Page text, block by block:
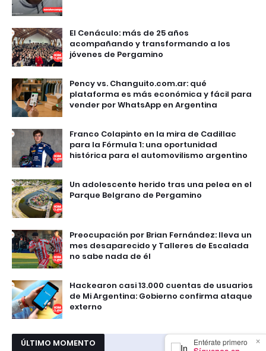
×
Entérate primero
El Cenáculo: más de 25 años
acompañando y transformando a los
jóvenes de Pergamino
Pency vs. Changuito.com.ar: qué
plataforma es más económica y fácil para
vender por WhatsApp en Argentina
Franco Colapinto en la mira de Cadillac
para la Fórmula 1: una oportunidad
histórica para el automovilismo argentino
Un adolescente herido tras una pelea en el
Parque Belgrano de Pergamino
Preocupación por Brian Fernández: lleva un
mes desaparecido y Talleres de Escalada
no sabe nada de él
Hackearon casi 13.000 cuentas de usuarios
de Mi Argentina: Gobierno confirma ataque
externo
ÚLTIMO MOMENTO